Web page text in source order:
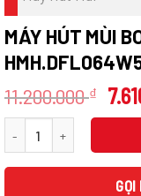
MÁY HÚT MÙI
11.200.000₫
Giá
gốc
Máy hút mùi BOSCH